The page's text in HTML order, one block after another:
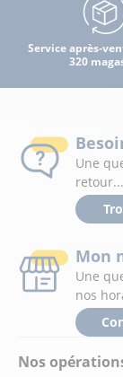
Service après-
320
Nos
Une
retour...
Mon
Une
nos